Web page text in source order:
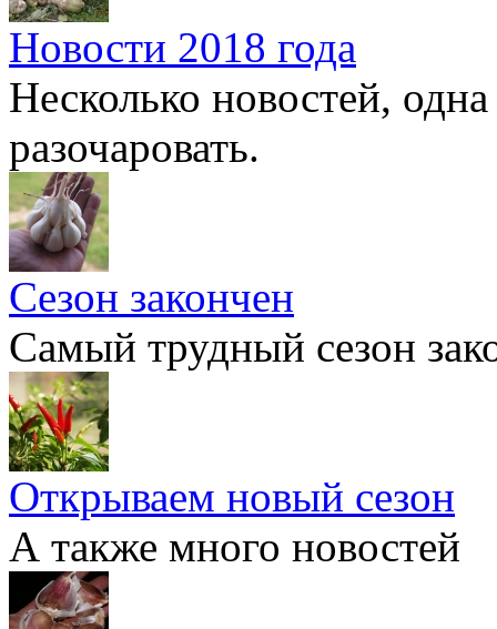
Новости 2018 года
Несколько новостей,
разочаровать.
Сезон закончен
Самый трудный сезон
Открываем новый сезон
А также много новостей